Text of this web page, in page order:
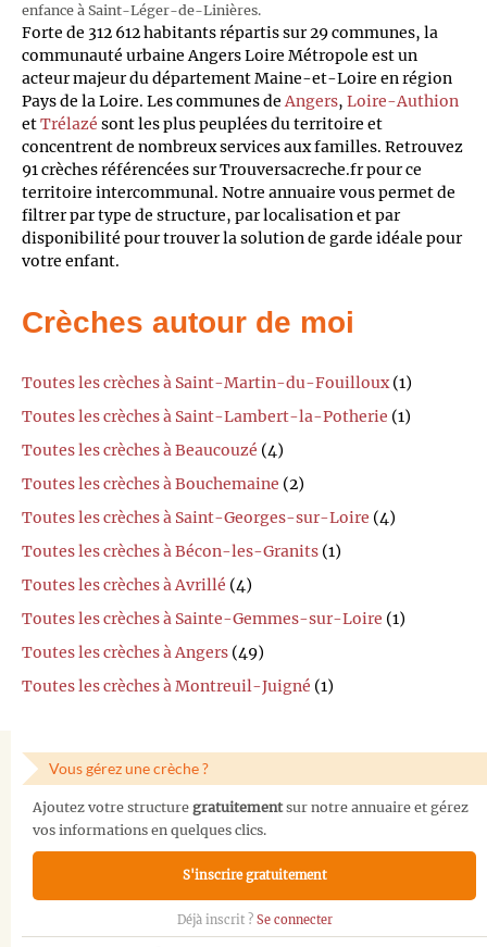
enfance à Saint-Léger-de-Linières.
Forte de 312 612 habitants répartis sur 29 communes, la
communauté urbaine Angers Loire Métropole est un
acteur majeur du département Maine-et-Loire en région
Pays de la Loire. Les communes deAngers, Loire-Authion
etTrélazé sont les plus peuplées du territoire et
concentrent de nombreux services aux familles. Retrouvez
91 crèches référencées sur Trouversacreche.fr pour ce
territoire intercommunal. Notre annuaire vous permet de
filtrer par type de structure, par localisation et par
disponibilité pour trouver la solution de garde idéale pour
votre enfant.
Crèches autour de moi
Toutes les crèches à Saint-Martin-du-Fouilloux(1)
Toutes les crèches à Saint-Lambert-la-Potherie (1)
Toutes les crèches à Beaucouzé (4)
Toutes les crèches à Bouchemaine (2)
Toutes les crèches à Saint-Georges-sur-Loire (4)
Toutes les crèches à Bécon-les-Granits (1)
Toutes les crèches à Avrillé (4)
Toutes les crèches à Sainte-Gemmes-sur-Loire (1)
Toutes les crèches à Angers (49)
Toutes les crèches à Montreuil-Juigné (1)
Vous gérez une crèche ?
Ajoutez votre structure gratuitementsur notre annuaire et gérez
vos informations en quelques clics.
S'inscrire gratuitement
Déjà inscrit ? Se connecter